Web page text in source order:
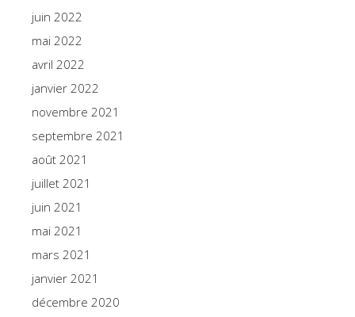
juin 2022
mai 2022
avril 2022
janvier 2022
novembre 2021
septembre 2021
août 2021
juillet 2021
juin 2021
mai 2021
mars 2021
janvier 2021
décembre 2020